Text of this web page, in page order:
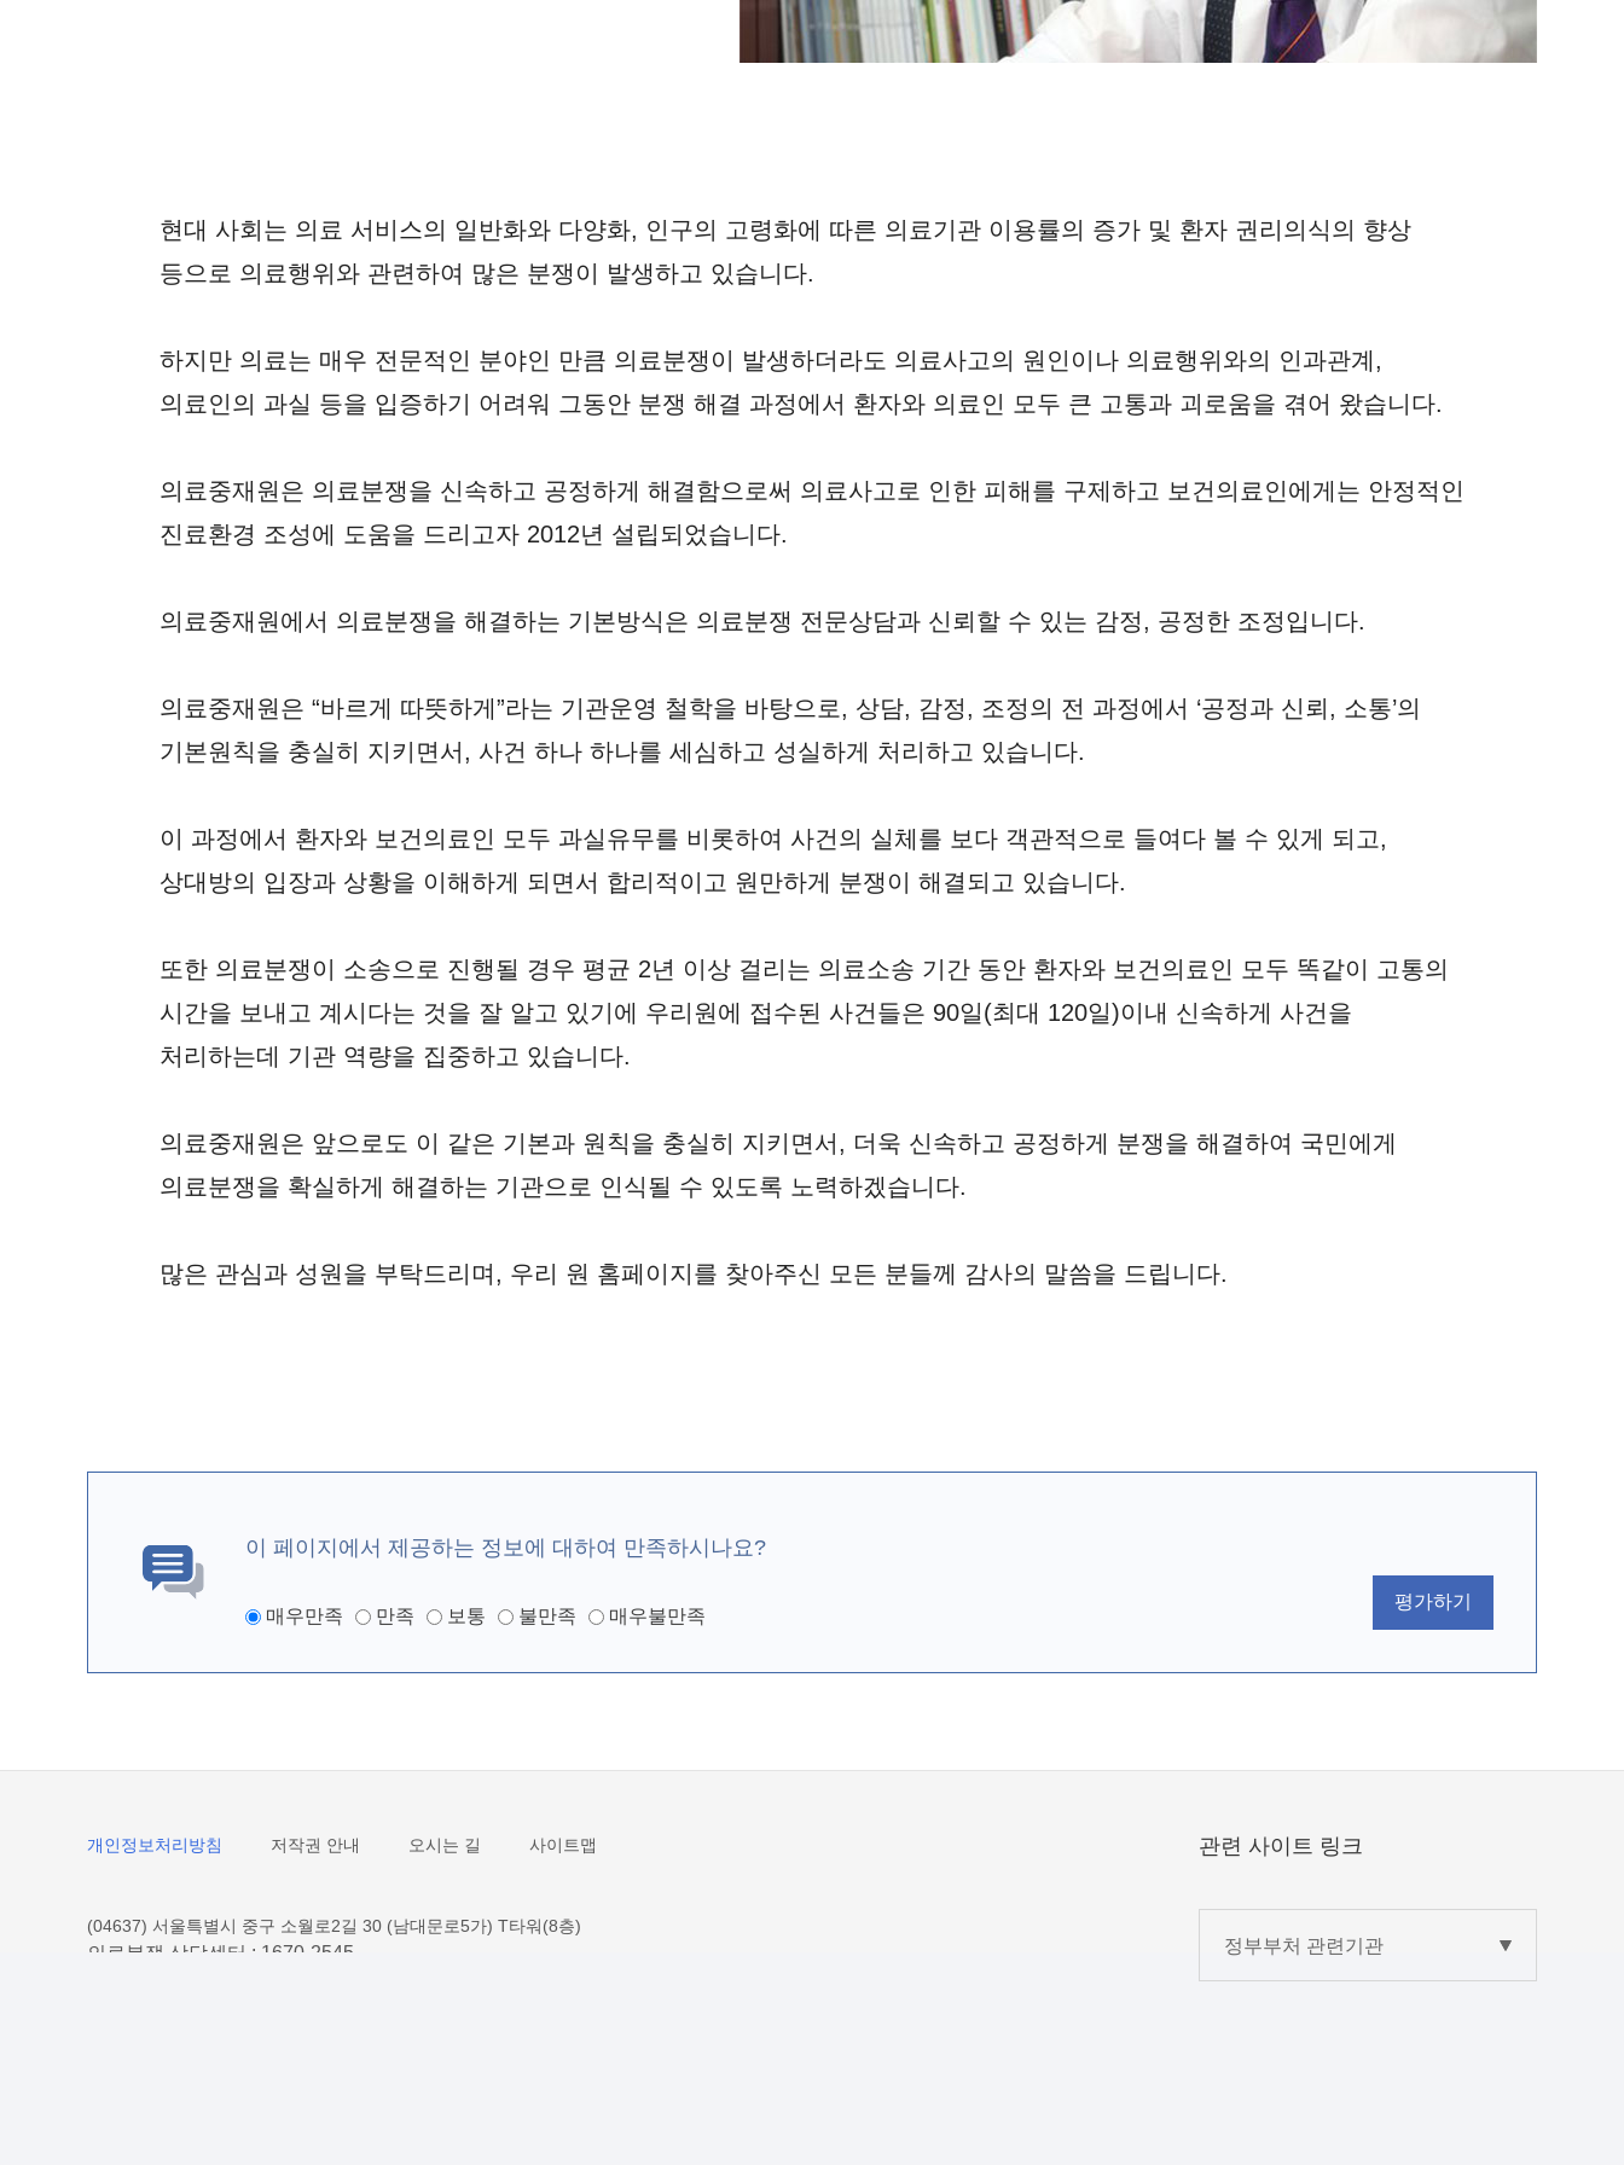
현대 사회는 의료 서비스의 일반화와 다양화, 인구의 고령화에 따른 의료기관 이용률의 증가 및 환자 권리의식의 향상
등으로 의료행위와 관련하여 많은 분쟁이 발생하고 있습니다.
하지만 의료는 매우 전문적인 분야인 만큼 의료분쟁이 발생하더라도 의료사고의 원인이나 의료행위와의 인과관계,
의료인의 과실 등을 입증하기 어려워 그동안 분쟁 해결 과정에서 환자와 의료인 모두 큰 고통과 괴로움을 겪어 왔습니다.
의료중재원은 의료분쟁을 신속하고 공정하게 해결함으로써 의료사고로 인한 피해를 구제하고 보건의료인에게는 안정적인
진료환경 조성에 도움을 드리고자 2012년 설립되었습니다.
의료중재원에서 의료분쟁을 해결하는 기본방식은 의료분쟁 전문상담과 신뢰할 수 있는 감정, 공정한 조정입니다.
의료중재원은 “바르게 따뜻하게”라는 기관운영 철학을 바탕으로, 상담, 감정, 조정의 전 과정에서 ‘공정과 신뢰, 소통’의
기본원칙을 충실히 지키면서, 사건 하나 하나를 세심하고 성실하게 처리하고 있습니다.
이 과정에서 환자와 보건의료인 모두 과실유무를 비롯하여 사건의 실체를 보다 객관적으로 들여다 볼 수 있게 되고,
상대방의 입장과 상황을 이해하게 되면서 합리적이고 원만하게 분쟁이 해결되고 있습니다.
또한 의료분쟁이 소송으로 진행될 경우 평균 2년 이상 걸리는 의료소송 기간 동안 환자와 보건의료인 모두 똑같이 고통의
시간을 보내고 계시다는 것을 잘 알고 있기에 우리원에 접수된 사건들은 90일(최대 120일)이내 신속하게 사건을
처리하는데 기관 역량을 집중하고 있습니다.
의료중재원은 앞으로도 이 같은 기본과 원칙을 충실히 지키면서, 더욱 신속하고 공정하게 분쟁을 해결하여 국민에게
의료분쟁을 확실하게 해결하는 기관으로 인식될 수 있도록 노력하겠습니다.
많은 관심과 성원을 부탁드리며, 우리 원 홈페이지를 찾아주신 모든 분들께 감사의 말씀을 드립니다.
이 페이지에서 제공하는 정보에 대하여 만족하시나요?
매우만족 만족 보통 불만족 매우불만족
평가하기
개인정보처리방침 저작권 안내 오시는 길 사이트맵
(04637) 서울특별시 중구 소월로2길 30 (남대문로5가) T타워(8층)
의료분쟁 상담센터 : 1670-2545
관련 사이트 링크
정부부처 관련기관